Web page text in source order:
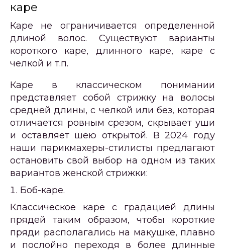
каре
Каре не ограничивается определенной
длиной волос. Существуют варианты
короткого каре, длинного каре, каре с
челкой и т.п.
Каре в классическом понимании
представляет собой стрижку на волосы
средней длины, с челкой или без, которая
отличается ровным срезом, скрывает уши
и оставляет шею открытой. В 2024 году
наши парикмахеры-стилисты предлагают
остановить свой выбор на одном из таких
вариантов женской стрижки:
Боб-каре.
Классическое каре с градацией длины
прядей таким образом, чтобы короткие
пряди располагались на макушке, плавно
и послойно переходя в более длинные